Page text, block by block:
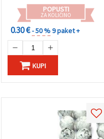
POPUSTI
ZA KOLIČINO
0.30 €- 50 %9 paket +
KUPI